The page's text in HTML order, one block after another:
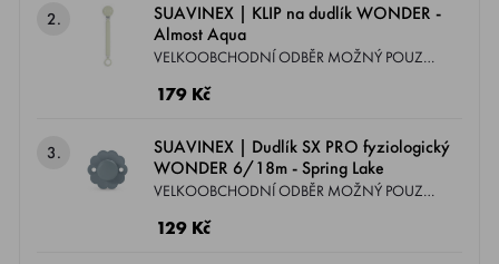
a barevnost v jednom. Klip se silikonovou
hlavou, plochým páskem a silikonovým
připnout.
2.
SUAVINEX | KLIP na dudlík WONDER -
Almost Aqua
VELKOOBCHODNÍ ODBĚR MOŽNÝ POUZE
DLE PODMÍNEK ZASLANÝCH EMAILEM.
a barevnost v jednom. Klip se silikonovou
hlavou, plochým páskem a silikonovým
připnout.
179 Kč
3.
SUAVINEX | Dudlík SX PRO fyziologický
WONDER 6/18m - Spring Lake
VELKOOBCHODNÍ ODBĚR MOŽNÝ POUZE
DLE PODMÍNEK ZASLANÝCH EMAILEM.
129 Kč